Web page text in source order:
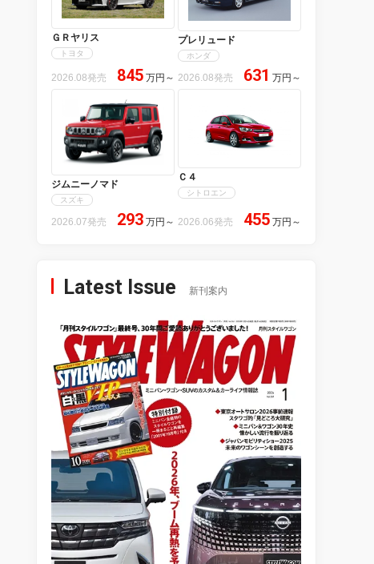
ＧＲヤリス
トヨタ
2026.08発売 845 万円 ～
プレリュード
ホンダ
2026.08発売 631 万円 ～
ジムニーノマド
スズキ
2026.07発売 293 万円 ～
Ｃ４
シトロエン
2026.06発売 455 万円 ～
Latest Issue 新刊案内